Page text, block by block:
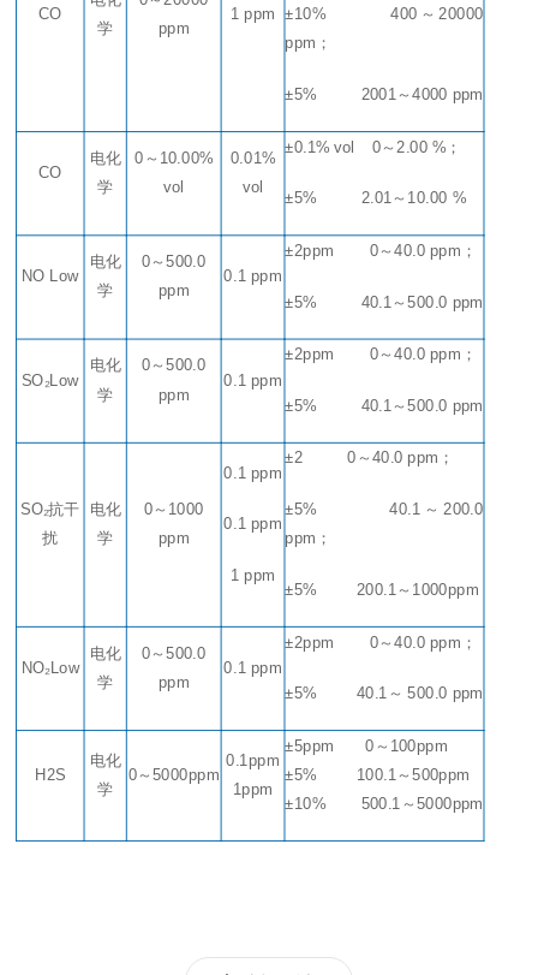
CO
学
ppm
1 ppm ±10% 400 ～20000
ppm ；
±5% 2001 ～4000 ppm
CO
电化
学
0 ～ 10.00%
vol
0.01%
vol
±0.1% vol 0 ～ 2.00 % ；
±5% 2.01 ～ 10.00 %
NO Low
电化
学
0 ～500.0
ppm
0.1 ppm
±2ppm 0 ～40.0 ppm ；
±5% 40.1 ～500.0 ppm
SO₂Low
电化
学
0 ～500.0
ppm
0.1 ppm
±2ppm 0 ～40.0 ppm ；
±5% 40.1 ～500.0 ppm
SO₂抗干
扰
电化
学
0 ～ 1000
ppm
0.1 ppm
0.1 ppm
1 ppm
±2 0 ～40.0 ppm ；
±5% 40.1 ～200.0
ppm ；
±5% 200.1 ～ 1000ppm
NO₂Low
电化
学
0 ～500.0
ppm
0.1 ppm
±2ppm 0 ～40.0 ppm ；
±5% 40.1 ～ 500.0 ppm
H2S
电化
学
0 ～5000ppm
0.1ppm
1ppm
±5ppm 0 ～ 100ppm
±5% 100.1 ～500ppm
±10% 500.1 ～5000ppm